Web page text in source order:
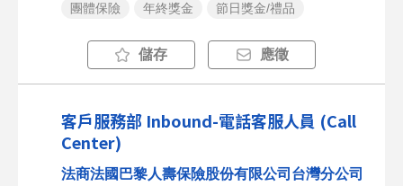
團體保險
年終獎金 節日獎金/禮品
儲存 應徵
客戶服務部 Inbound-電話客服人員 (Call
Center)
法商法國巴黎人壽保險股份有限公司台灣分公司